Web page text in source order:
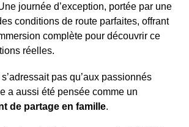
journée d’exception, portée par une
conditions de route parfaites, offrant
complète pour découvrir ce
réelles.
pas qu’aux passionnés
a aussi été pensée comme un
de partage en famille.